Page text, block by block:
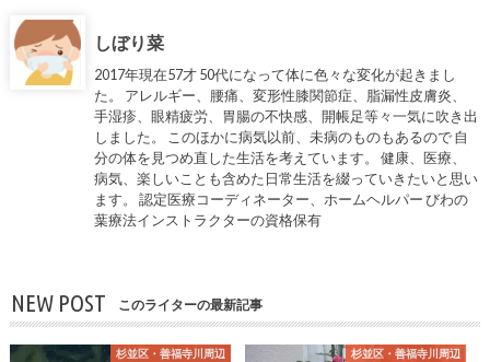
しぼり菜
2017年現在57才 50代になって体に色々な変化が起きまし
た。 アレルギー、腰痛、変形性膝関節症、脂漏性皮膚炎、
手湿疹、眼精疲労、胃腸の不快感、開帳足等々一気に吹き出
しました。 このほかに病気以前、未病のものもあるので 自
分の体を見つめ直した生活を考えています。 健康、医療、
病気、楽しいことも含めた日常生活を綴っていきたいと思い
ます。 認定医療コーディネーター、ホームヘルパー びわの
葉療法インストラクターの資格保有
NEW POST このライターの最新記事
杉並区・善福寺川周辺 杉並区・善福寺川周辺